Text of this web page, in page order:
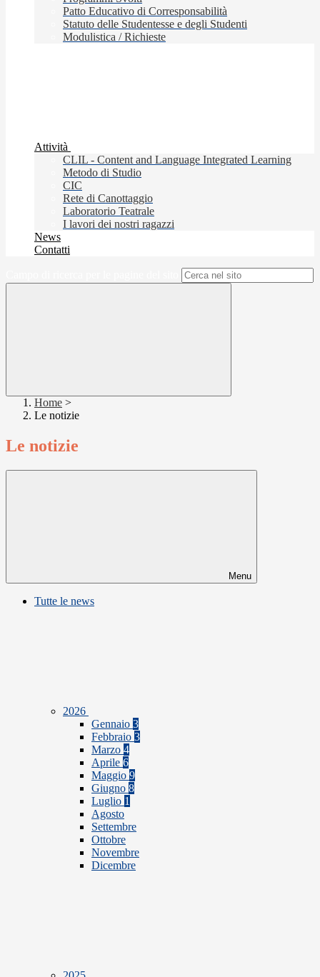
Patto Educativo di Corresponsabilità
Statuto delle Studentesse e degli Studenti
Modulistica / Richieste
Attività
CLIL - Content and Language Integrated Learning
Metodo di Studio
CIC
Rete di Canottaggio
Laboratorio Teatrale
I lavori dei nostri ragazzi
News
Contatti
Home >
Le notizie
Le notizie
Menu
Tutte le news
2026
Gennaio 3
Febbraio 3
Marzo 4
Aprile 6
Maggio 9
Giugno 8
Luglio 1
Agosto
Settembre
Ottobre
Novembre
Dicembre